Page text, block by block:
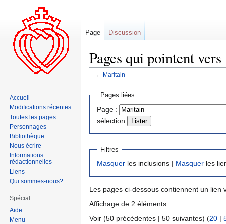
Pages qui pointent
← Maritain
Aller
navigation
Aller
recherche
Pages liées
Page :
sélection
Filtres
Masquer les inclusions | Masquer les
Les pages ci-dessous contiennent un lien
Affichage de 2 éléments.
Voir (50 précédentes | 50 suivantes) (20 |
Page Discussion
Accueil
Modifications récentes
Toutes les pages
Personnages
Bibliothèque
Nous écrire
Informations
rédactionnelles
Liens
Qui sommes-nous?
Spécial
Aide
Menu